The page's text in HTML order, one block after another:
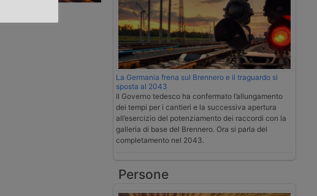
La Germania frena sul Brennero e il traguardo si
sposta al 2043
Il Governo tedesco ha confermato l’allungamento
dei tempi per i cantieri e la successiva apertura
all’esercizio del potenziamento dei raccordi con la
galleria di base del Brennero. Ora si parla del
completamento nel 2043.
Persone